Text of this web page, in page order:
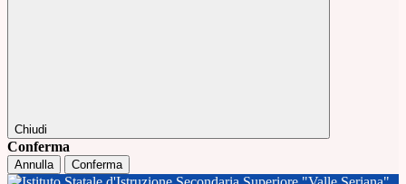
Chiudi
Conferma
Annulla Conferma